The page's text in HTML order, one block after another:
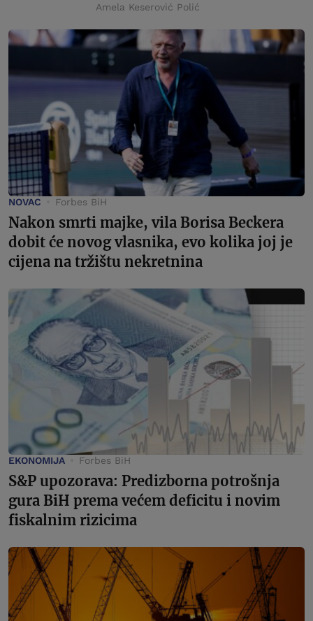
Amela Keserović Polić
NOVAC Forbes BiH
Nakon smrti majke, vila Borisa Beckera
dobit će novog vlasnika, evo kolika joj je
cijena na tržištu nekretnina
EKONOMIJA Forbes BiH
S&P upozorava: Predizborna potrošnja
gura BiH prema većem deficitu i novim
fiskalnim rizicima